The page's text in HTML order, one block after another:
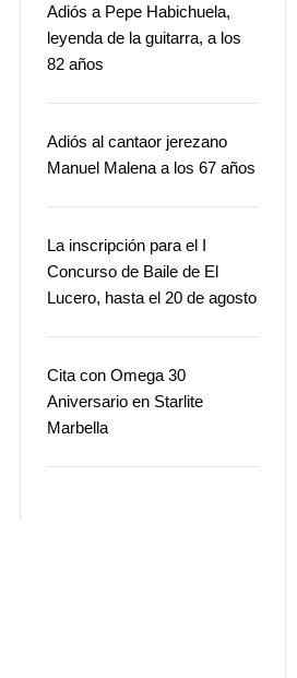
Adiós a Pepe Habichuela,
leyenda de la guitarra, a los
82 años
Adiós al cantaor jerezano
Manuel Malena a los 67 años
La inscripción para el I
Concurso de Baile de El
Lucero, hasta el 20 de agosto
Cita con Omega 30
Aniversario en Starlite
Marbella